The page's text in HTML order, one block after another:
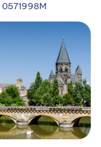
0571998M